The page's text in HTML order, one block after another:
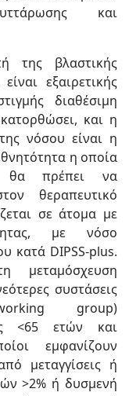
και
της βλαστικής
εξαιρετικής
διαθέσιμη
και η
νόσου είναι η
η οποία
θα πρέπει να
θεραπευτικό
σε άτομα με
με νόσο
κατά DIPSS-plus.
συστάσεις
group)
<65 ετών και
εμφανίζουν
μεταγγίσεις ή
>2% ή δυσμενή